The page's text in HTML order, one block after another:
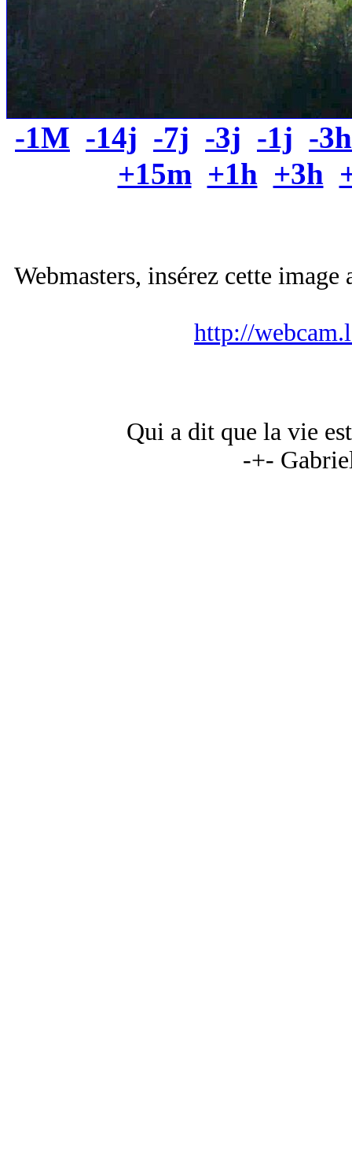
-1M -14j -7j -3j -1j -3h
+15m +1h +3h
Webmasters, insérez cette
http://
Qui a dit que la vie
-+-